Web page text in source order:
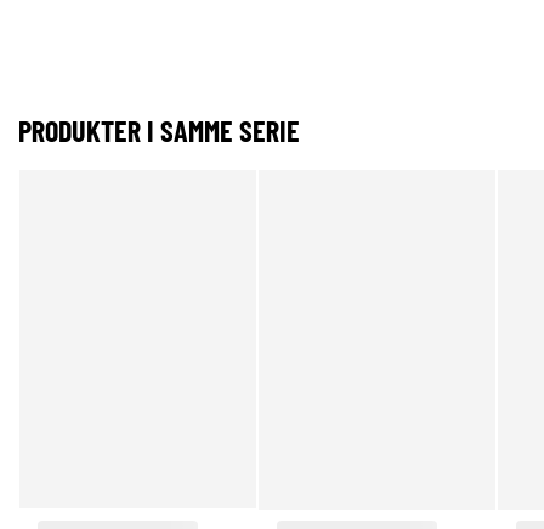
PRODUKTER I SAMME SERIE